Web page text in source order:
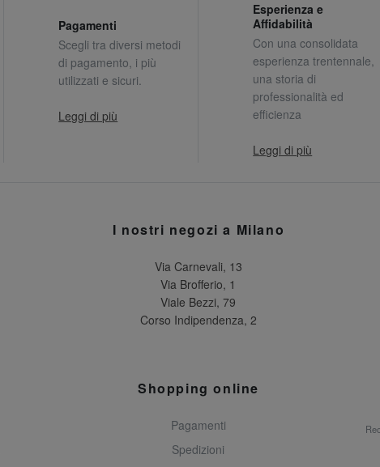
Pagamenti
Scegli tra diversi metodi
di pagamento, i più
utilizzati e sicuri.
Leggi di più
Esperienza e
Affidabilità
Con una consolidata
esperienza trentennale,
una storia di
professionalità ed
efficienza
Leggi di più
I nostri negozi a Milano
Via Carnevali, 13
Via Brofferio, 1
Viale Bezzi, 79
Corso Indipendenza, 2
Shopping online
Pagamenti
Spedizioni